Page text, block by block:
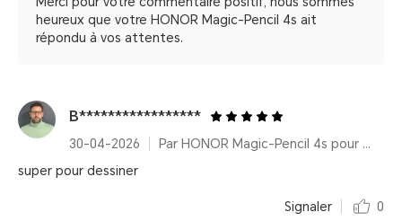
heureux que votre HONOR Magic-Pencil 4s ait
répondu à vos attentes.
B*****************
30-04-2026
Par HONOR Magic-Pencil 4s pour HONOR MagicPad4
super pour dessiner
Signaler 0